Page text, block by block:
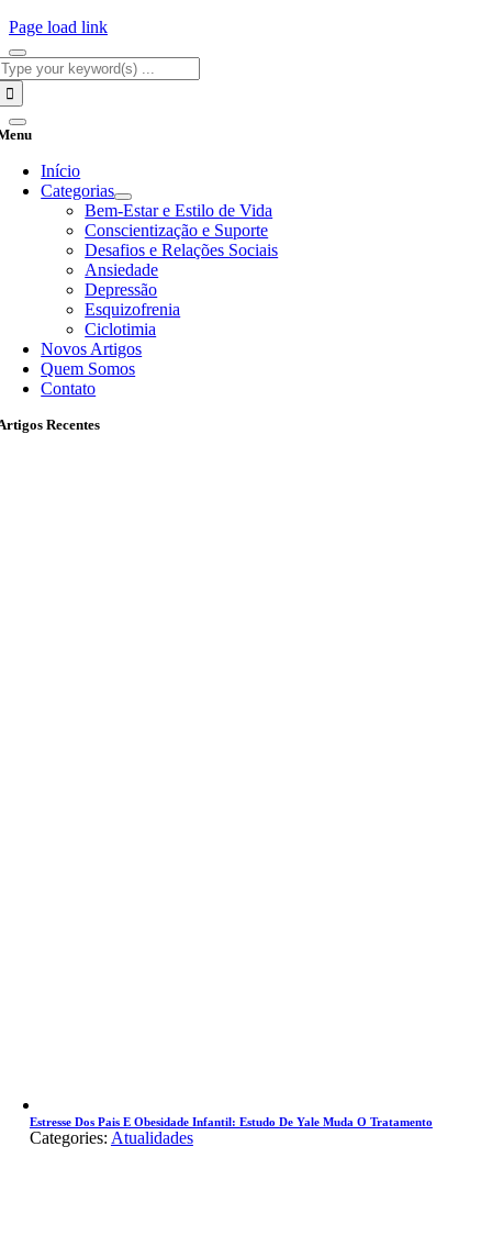
Page load link
Início
Categorias
Bem-Estar e Estilo de Vida
Conscientização e Suporte
Desafios e Relações Sociais
Ansiedade
Depressão
Esquizofrenia
Ciclotimia
Novos Artigos
Quem Somos
Contato
Recentes
Estresse Dos Pais E Obesidade Infantil: Estudo De Yale Muda O Tratamento
Categories: Atualidades